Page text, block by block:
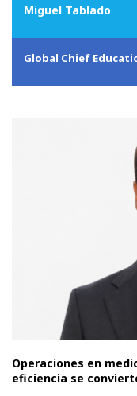
Miguel Tablado
Global Chief
Operaciones en
eficiencia se